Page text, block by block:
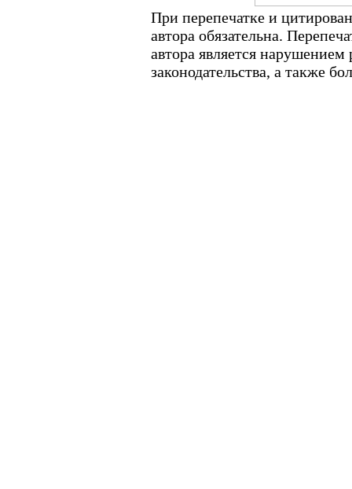
При перепечатке и
автора обязательна.
автора является
законодательства, а также